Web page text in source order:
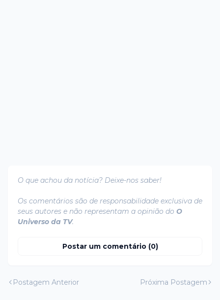
O que achou da notícia? Deixe-nos saber!
Os comentários são de responsabilidade exclusiva de
seus autores e não representam a opinião do O
Universo da TV.
Postar um comentário (0)
Postagem Anterior Próxima Postagem